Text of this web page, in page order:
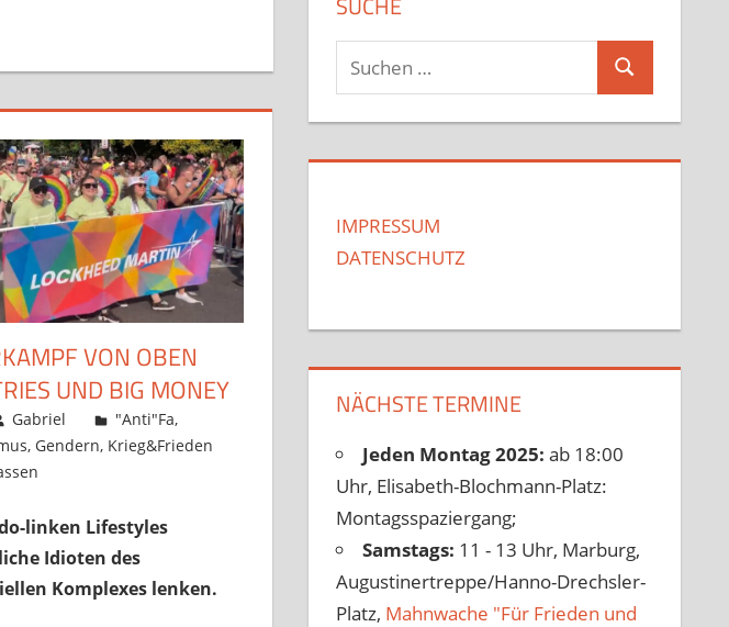
VON OBEN
UND BIG MONEY
Gabriel "Anti"Fa,
, Gendern, Krieg&Frieden
linken Lifestyles
Idioten des
Komplexes lenken.
Suchen
nach:
Suchen
IMPRESSUM
DATENSCHUTZ
NÄCHSTE TERMINE
Jeden Montag 2025:ab 18:00
Uhr, Elisabeth-Blochmann-Platz:
Montagsspaziergang;
Samstags: 11 - 13 Uhr, Marburg,
Augustinertreppe/Hanno-Drechsler-
Platz, Mahnwache "Für Frieden und